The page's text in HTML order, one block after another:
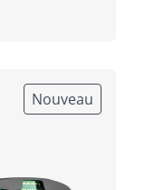
Nouveau